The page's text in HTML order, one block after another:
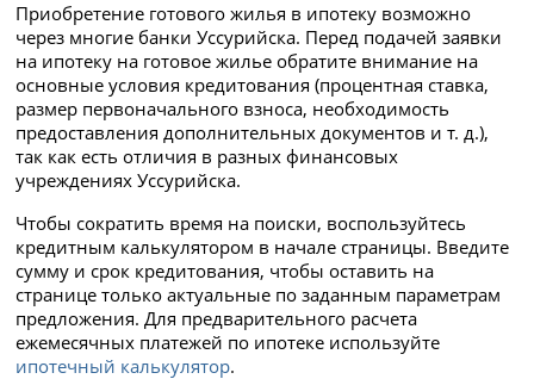
Приобретение готового жилья в ипотеку возможно
через многие банки Уссурийска. Перед подачей заявки
на ипотеку на готовое жилье обратите внимание на
основные условия кредитования (процентная ставка,
размер первоначального взноса, необходимость
предоставления дополнительных документов и т. д.),
так как есть отличия в разных финансовых
учреждениях Уссурийска.
Чтобы сократить время на поиски, воспользуйтесь
кредитным калькулятором в начале страницы. Введите
сумму и срок кредитования, чтобы оставить на
странице только актуальные по заданным параметрам
предложения. Для предварительного расчета
ежемесячных платежей по ипотеке используйте
ипотечный калькулятор.